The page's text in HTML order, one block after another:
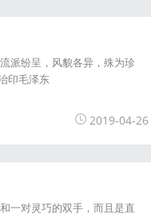
派纷呈，风貌各异，殊为珍
印毛泽东
2019-04-26
一对灵巧的双手，而且是直